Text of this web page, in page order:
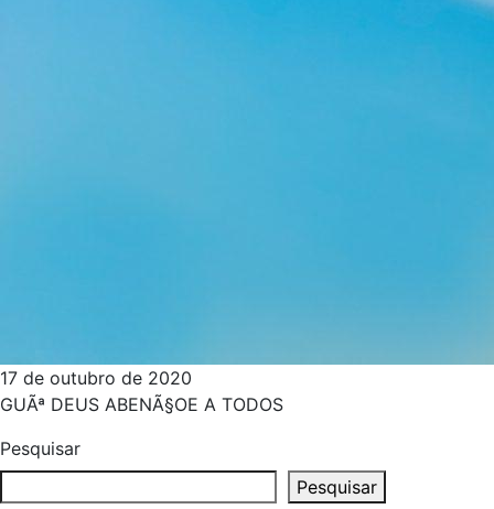
17 de outubro de 2020
GUÃª DEUS ABENÃ§OE A TODOS
Pesquisar
Pesquisar